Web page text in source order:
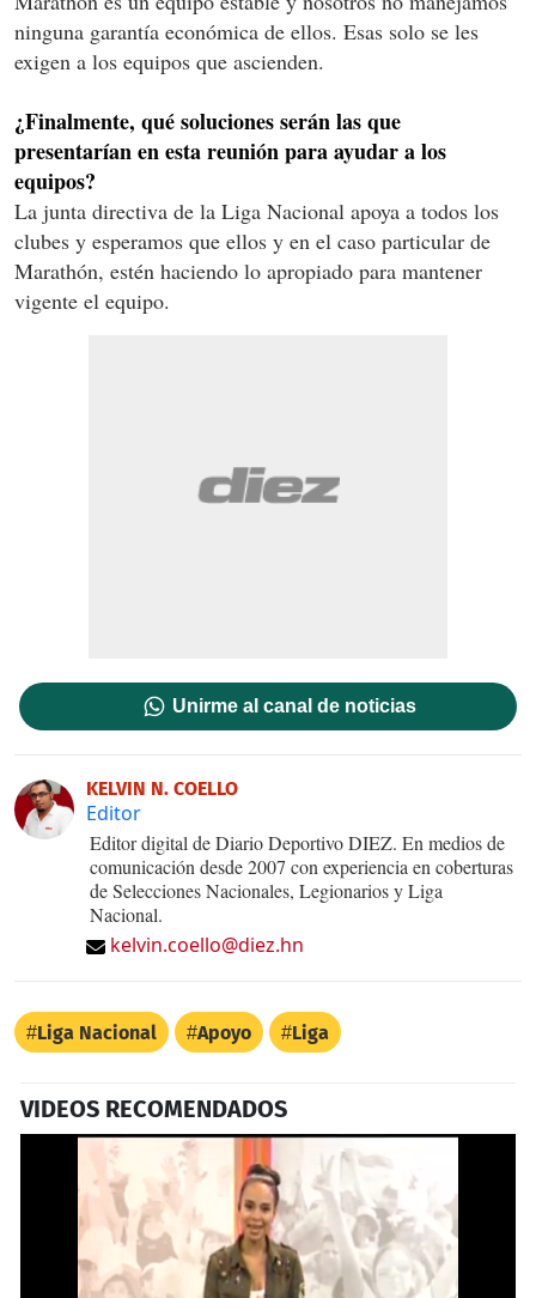
ninguna garantía económica de ellos. Esas solo se les
exigen a los equipos que ascienden.
¿Finalmente, qué soluciones serán las que
presentarían en esta reunión para ayudar a los
equipos?
La junta directiva de la Liga Nacional apoya a todos los
clubes y esperamos que ellos y en el caso particular de
Marathón, estén haciendo lo apropiado para mantener
vigente el equipo.
Unirme al canal de noticias
KELVIN N. COELLO
Editor
Editor digital de Diario Deportivo DIEZ. En medios de
comunicación desde 2007 con experiencia en coberturas
de Selecciones Nacionales, Legionarios y Liga
Nacional.
kelvin.coello@diez.hn
Liga Nacional Apoyo Liga
VIDEOS RECOMENDADOS